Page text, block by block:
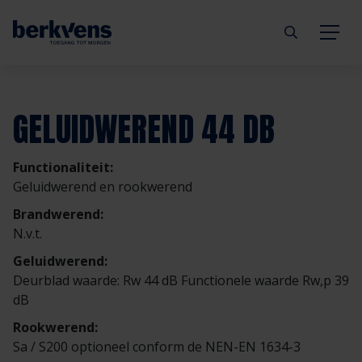
Deuren
Kozijnen
Hang- & sluitwerk
Diensten
Technische documentatie
Eengezinswoning
Meergezinswoning
Utiliteitsgebouw
Prefab woning
Aannemer
Architect
Projectontwikkelaar
Handelspartner
Inbraakwerend
Brandwerend
Geluidwerend
Rookwerend
Duurzaamheid
mijndeur.nl
Webshop
Inspiratie
Verkooppunten
Veelgestelde vragen
Blog
Organisatie
Duurzaamheid
GND Garantiedeuren
Werken bij Berkvens
GELUIDWEREND 44 DB
Functionaliteit:
Geluidwerend en rookwerend
Brandwerend:
N.v.t.
Geluidwerend:
Deurblad waarde: Rw 44 dB Functionele waarde Rw,p 39
dB
Rookwerend:
Sa / S200 optioneel conform de NEN-EN 1634-3